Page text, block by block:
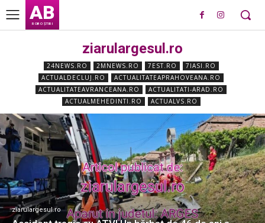
AB
ROBO ȘTIRI
ziarulargesul.ro
24NEWS.RO 2MNEWS.RO 7EST.RO
7IASI.RO
ACTUALDECLUJ.RO
ACTUALITATEAPRAHOVEANA.RO
ACTUALITATEAVRANCEANA.RO
ACTUALITATI-ARAD.RO
ACTUALMEHEDINTI.RO
ACTUALVS.RO
ziarulargesul.ro